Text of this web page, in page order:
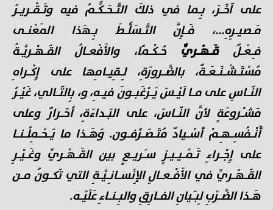
على آخَـرَ، بِـما في ذلكَ التَّـحَـكُّـمُ فيه وتَـقْـريـرُ
مَـصيـرِهِ...، فَـإِنَّ التَّـسَلُّـطَ بِـهَذا المَعْنـى
فِـعْـلٌقَـهْـريٌّ حُـكْـمًا، والأَفْعـالُ القَـهْـريَّـةُ
مُسْتَـشْـنَـعَـةٌ، بالضَّـرورَةِ، لِـقِيـامِها على إِكْـراهِ
النّـاسِ على مـا لَيْـسَ يَـرْغَبـونَ فيـهِ، و، بِالتّـالي، غَيْـرُ
مَشـْروعَةٍ لأنَّ النّـاسَ، على البَـداءَةِ، أحْـرارٌ وعلى
أَنْـفُسِـهِـمْ أسْـيادٌ مُتَـصَـرِّفـون. وَهَـذا ما يَـحْـمِلُـنـا
على إِجْـراءِ تَـمْـيـيـزٍ سـَريـعٍ بين القَـهْـريِّ وغَـيْـرِ
القَـهْـريِّ في الأَفْـعـالِ الإِنْسـانِـيَّـةِ التي تَكـونُ مـن
هَـذا الضَّـرْبِ لِبـَيانِ الفـارِقِ والبِـنـاءِ عَلَيْـه.